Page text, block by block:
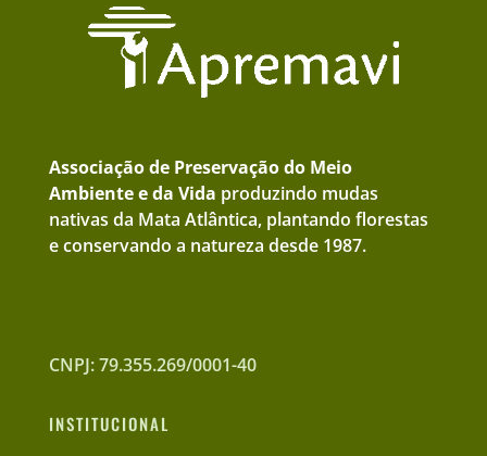
Associação de Preservação do Meio
Ambiente e da Vida produzindo mudas
nativas da Mata Atlântica, plantando florestas
e conservando a natureza desde 1987.
CNPJ: 79.355.269/0001-40
INSTITUCIONAL